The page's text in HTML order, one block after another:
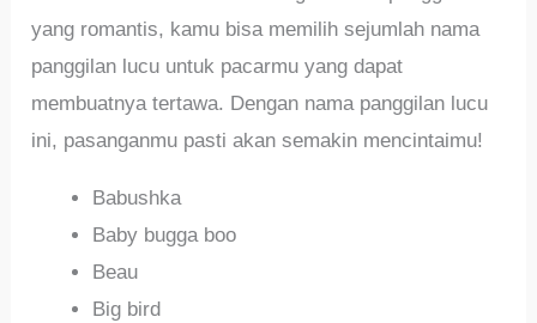
yang romantis, kamu bisa memilih sejumlah nama
panggilan lucu untuk pacarmu yang dapat
membuatnya tertawa. Dengan nama panggilan lucu
ini, pasanganmu pasti akan semakin mencintaimu!
Babushka
Baby bugga boo
Beau
Big bird